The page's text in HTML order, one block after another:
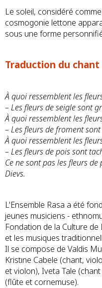
Le soleil, considéré
cosmogonie lettone
sous une forme
Traduction du chant
À quoi ressemblent les
– Les fleurs de seigle sont
À quoi ressemblent les
– Les fleurs de froment
À quoi ressemblent les
– Les fleurs de pois sont
Ce ne sont pas les fleurs
Dievs.
L'Ensemble Rasa a été
jeunes musiciens -
Fondation de la Culture
et les musiques
Il se compose de Valdis
Kristıne Cabele (chant,
et violon), Iveta Tale
(flûte et cornemuse).